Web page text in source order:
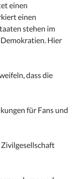
einen
einen
stehen im
Hier
dass die
für Fans und